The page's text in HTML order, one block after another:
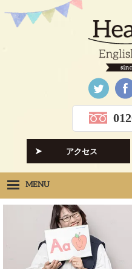
アクセス
MENU
Heartの想い HOPE
クラス紹介 CLASS
先生紹介 INSTRUCTORS